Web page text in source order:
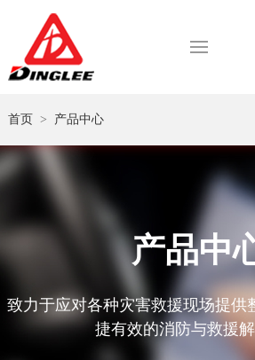
首页 > 产品中心
产品中
致力于应对各种灾害救援现场提供
捷有效的消防与救援